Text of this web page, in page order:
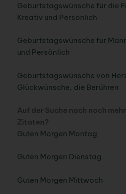
Geburtstagswünsche für die
Kreativ und Persönlich
Geburtstagswünsche für
und Persönlich
Geburtstagswünsche von
Glückwünsche, die Berühren
Auf der Suche nach noch
Zitaten?
Guten Morgen Montag
Guten Morgen Dienstag
Guten Morgen Mittwoch